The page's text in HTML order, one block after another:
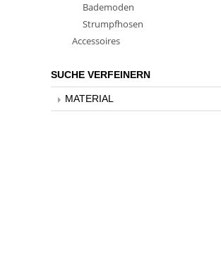
Bademoden
Strumpfhosen
Accessoires
SUCHE VERFEINERN
MATERIAL